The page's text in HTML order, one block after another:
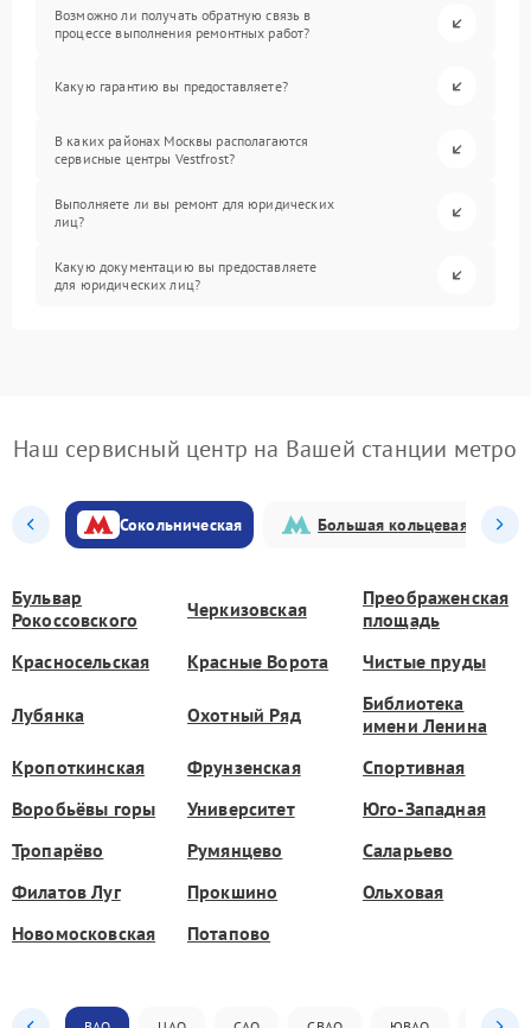
Возможно ли получать обратную связь в
процессе выполнения ремонтных работ?
Какую гарантию вы предоставляете?
В каких районах Москвы располагаются
сервисные центры Vestfrost?
Выполняете ли вы ремонт для юридических
лиц?
Какую документацию вы предоставляете
для юридических лиц?
Наш сервисный центр на Вашей станции метро
Сокольническая Большая кольцевая
Бульвар
Рокоссовского
Черкизовская
Преображенская
площадь
Красносельская
Красные Ворота Чистые пруды
Лубянка Охотный Ряд
Библиотека
имени Ленина
Кропоткинская
Фрунзенская
Спортивная
Воробьёвы горы
Университет
Юго-Западная
Тропарёво
Румянцево
Саларьево
Филатов Луг
Прокшино
Ольховая
Новомосковская
Потапово